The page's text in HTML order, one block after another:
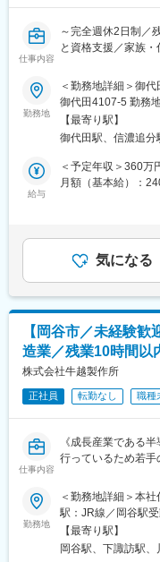
変更の範囲：会社
・完全週休2日制で
・定年65歳、役職
・寮・社宅あり（
＜総合精密部品メ
合」ではなく、「
融合・活用して製
ミツミ電機と、
ー、センサー、半
類をみない幅広い
仕事内容
～完全週休2日制／
と資格支援／家族
■概要：
当社の御代田事業
行います。小型精
まり改善・不良低減
活躍できる方を求
ョンです。
対策立案を担当し
証部門と連携しな
◇不良発生時の原因
査）
◇歩留り改善施策の
◇顧客からの問い合
等）
◇検査基準書・品質
◇QC手法を活用し
◇ISO9001に基づ
◇サプライヤー品質
◎製品の品質を支え
りがいあり
◎改善が数字に表れ
◎経験を活かしつつ
勤務地
＜勤務地詳細＞御
御代田4107-5 勤務
策：屋内全面禁煙
ーク含む）
【最寄り駅】
御代田駅、信濃追分
給与
＜予定年収＞360万
月額（基本給）：
手当：食事手当■想
賃金はあくまでも
性があります。月給
気になる
【岡谷市／未経験
造業／残業10時間以
株式会社牛越製作所
正社員 転勤なし 職種
仕事内容
《成長産業である
行っているため若
＼＼ 品質保証担当
■業務内容
・クレーム対応：製
勤務地
＜勤務地詳細＞本
駅：JR線／岡谷駅
囲：無
【最寄り駅】
岡谷駅、下諏訪駅、